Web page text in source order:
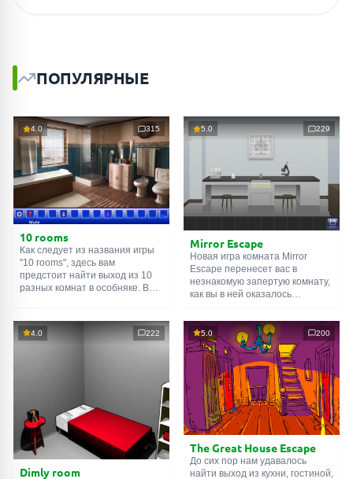
ПОПУЛЯРНЫЕ
4.0 315
10 rooms
Как следует из названия игры
"10 rooms", здесь вам
предстоит найти выход из 10
разных комнат в особняке. В
их, чтобы выйти. Выход из
одной комнаты является
5.0 229
Mirror Escape
Новая игра комната Mirror
Escape перенесет вас в
незнакомую запертую комнату,
как вы в ней оказалось
смекалки попробуйте решить
все, приготовленные авторами
для вас, головоломки и найти
выход на свободу.
Внимательно осмотрите
помещение, возможно вы
сможете найти какие-нибудь
подсказки. Желаем удачи!
4.0 222
Dimly room
5.0 200
The Great House Escape
До сих пор нам удавалось
найти выход из кухни, гостиной,